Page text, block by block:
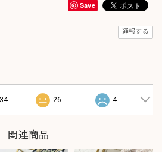
Save
通報する
26 4
関連商品